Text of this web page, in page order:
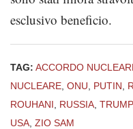
esclusivo beneficio.
TAG: ACCORDO
NUCLEARE ONU PUTIN
ROUHANI
RUSSIA TRUMP,
USA ZIO SAM